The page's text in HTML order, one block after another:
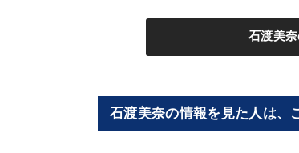
石渡美
石渡美奈の情報を見た人は、